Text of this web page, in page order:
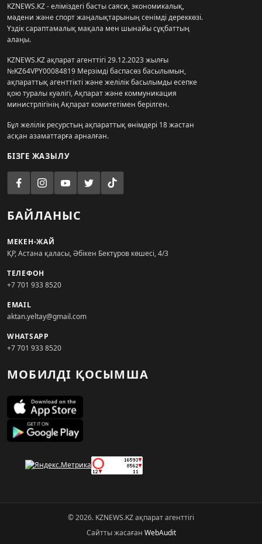
KZNEWS.KZ - еліміздегі басты саяси, экономикалық,
мәдени және спорт жаңалықтарының сенімді дереккөзі.
Үздік сараптамалық мақала мен шынайы сұқбаттың
алаңы.
KZNEWS.KZ ақпарат агенттігі 29.12.2023 жылғы
№KZ64VPY00084819 Мерзімді баспасөз басылымын,
ақпараттық агенттікті және желілік басылымды есепке
қою туралы куәлігі, Ақпарат және коммуникация
министрлігінің Ақпарат комитетімен берілген.
Бұл желілік ресурстың ақпараттық өнімдері 18 жастан
асқан азаматтарға арналған.
БІЗГЕ ЖАЗЫЛУ
БАЙЛАНЫС
МЕКЕН-ЖАЙ
ҚР, Астана қаласы, Әбікен Бектұров көшесі, 4/3
ТЕЛЕФОН
+7 701 933 8520
EMAIL
aktan.yeltay@gmail.com
WHATSAPP
+7 701 933 8520
МОБИЛДІ ҚОСЫМША
© 2026. KZNEWS.KZ ақпарат агенттігі
Сайтты жасаған WebAudit